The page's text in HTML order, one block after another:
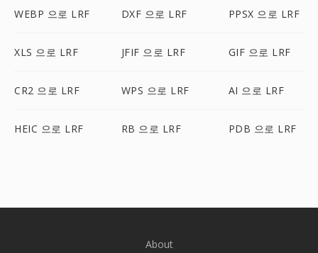
WEBP 으로 LRF DXF 으로 LRF PPSX 으로 LRF
XLS 으로 LRF JFIF 으로 LRF GIF 으로 LRF
CR2 으로 LRF WPS 으로 LRF AI 으로 LRF
HEIC 으로 LRF RB 으로 LRF PDB 으로 LRF
About